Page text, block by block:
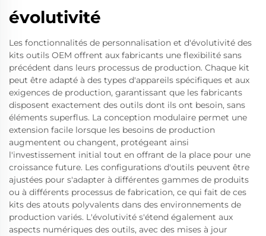
évolutivité
Les fonctionnalités de personnalisation et d'évolutivité des
kits outils OEM offrent aux fabricants une flexibilité sans
précédent dans leurs processus de production. Chaque kit
peut être adapté à des types d'appareils spécifiques et aux
exigences de production, garantissant que les fabricants
disposent exactement des outils dont ils ont besoin, sans
éléments superflus. La conception modulaire permet une
extension facile lorsque les besoins de production
augmentent ou changent, protégeant ainsi
l'investissement initial tout en offrant de la place pour une
croissance future. Les configurations d'outils peuvent être
ajustées pour s'adapter à différentes gammes de produits
ou à différents processus de fabrication, ce qui fait de ces
kits des atouts polyvalents dans des environnements de
production variés. L'évolutivité s'étend également aux
aspects numériques des outils, avec des mises à jour